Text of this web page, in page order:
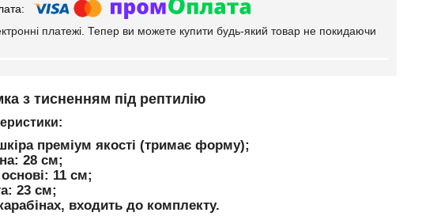
платежі. Тепер ви можете купити будь-який товар не покидаючи
з тисненням під рептилію
преміум якості (тримає форму);
28 см;
11 см;
23 см;
входить до комплекту.